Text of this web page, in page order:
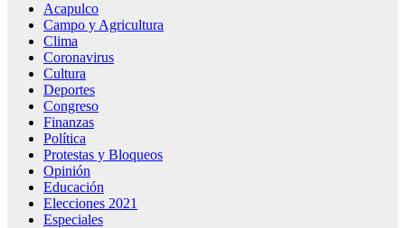
Acapulco
Campo y Agricultura
Clima
Coronavirus
Cultura
Deportes
Congreso
Finanzas
Política
Protestas y Bloqueos
Opinión
Educación
Elecciones 2021
Especiales